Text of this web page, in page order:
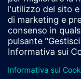
per il marketing,
Un gemello
dell'intero ciclo di